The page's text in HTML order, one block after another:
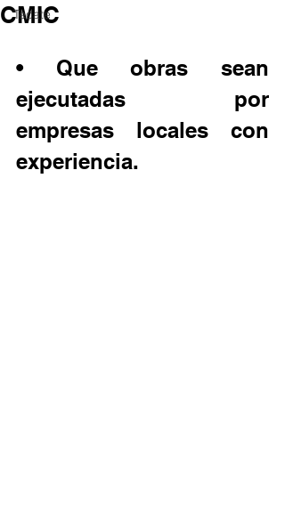
Tecate
CMIC
• Que obras sean
ejecutadas por
empresas locales con
experiencia.